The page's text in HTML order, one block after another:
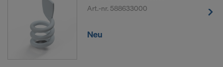
Art.-nr. 588633000
Neu